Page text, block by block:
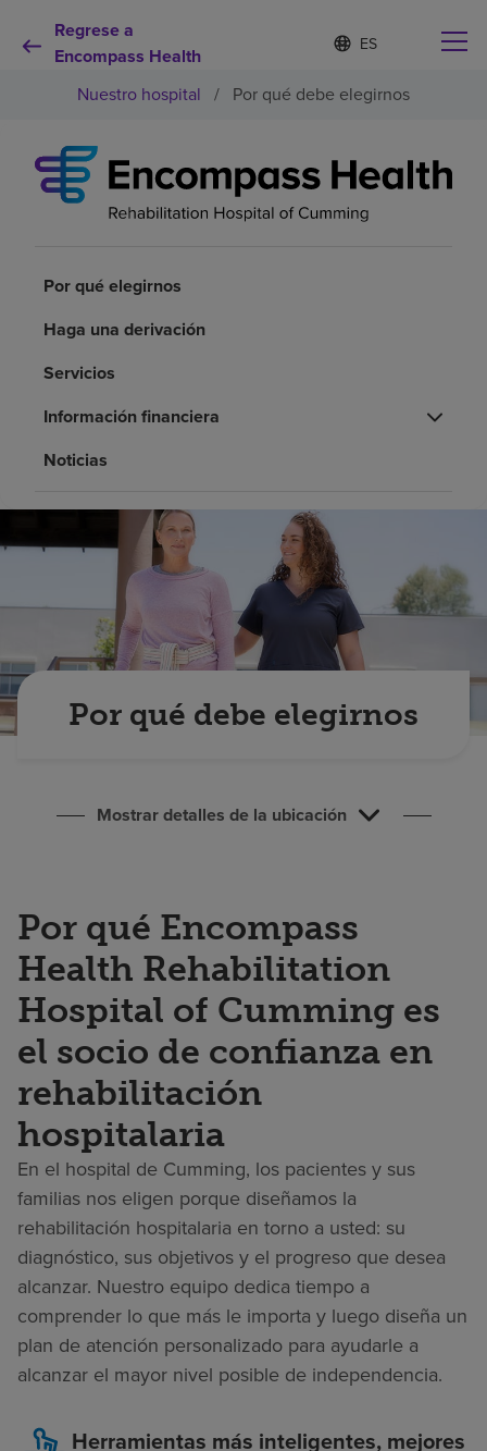
Regrese a
Encompass Health
Lista
de
idiomas
contraída
d
o
s
e
e
Por qué debe elegirnos
Recursos de salud
Pagar mi factura
Nuestro hospital / Por qué debe elegirnos
Por qué elegirnos
Haga una derivación
Servicios
Información financiera
Noticias
Por qué debe elegirnos
Mostrar detalles de la ubicación
Por qué Encompass
Health Rehabilitation
Hospital of Cumming es
el socio de confianza en
rehabilitación
hospitalaria
En el hospital de Cumming, los pacientes y sus
familias nos eligen porque diseñamos la
rehabilitación hospitalaria en torno a usted: su
diagnóstico, sus objetivos y el progreso que desea
alcanzar. Nuestro equipo dedica tiempo a
comprender lo que más le importa y luego diseña un
plan de atención personalizado para ayudarle a
alcanzar el mayor nivel posible de independencia.
Herramientas más inteligentes, mejores